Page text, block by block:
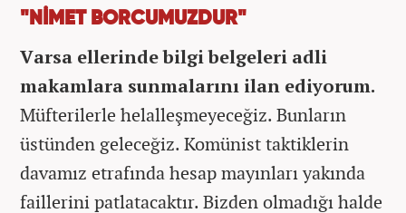
"NİMET BORCUMUZDUR"
Varsa ellerinde bilgi belgeleri adli
makamlara sunmalarını ilan ediyorum.
Müfterilerle helalleşmeyeceğiz. Bunların
üstünden geleceğiz. Komünist taktiklerin
davamız etrafında hesap mayınları yakında
faillerini patlatacaktır. Bizden olmadığı halde